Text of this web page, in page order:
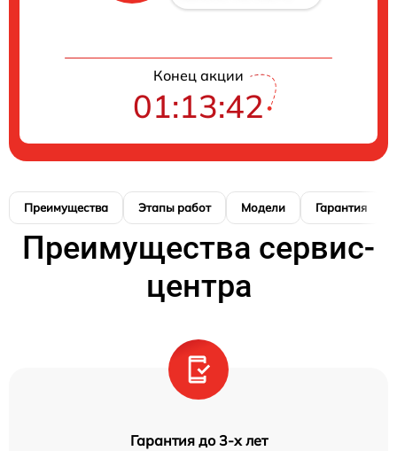
Конец акции
01:13:41
Преимущества Этапы работ Модели Гарантия
Преимущества сервис-
центра
Гарантия до 3-х лет